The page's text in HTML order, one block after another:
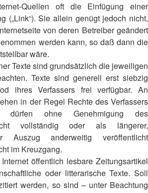
Quellen oft die Einfügung einer
(„Link“). Sie allein genügt jedoch nicht,
von deren Betreiber geändert
werden kann, so daß dann die
wäre.
Texte sind grundsätzlich die jeweiligen
Texte sind generell erst siebzig
ihres Verfassers frei verfügbar. An
in der Regel Rechte des Verfassers
ohne Genehmigung des
vollständig oder als längerer,
Auszug anderweitig veröffentlicht
im Kreuzgang.
öffentlich lesbare Zeitungsartikel
oder litterarische Texte. Soll
werden, so sind – unter Beachtung